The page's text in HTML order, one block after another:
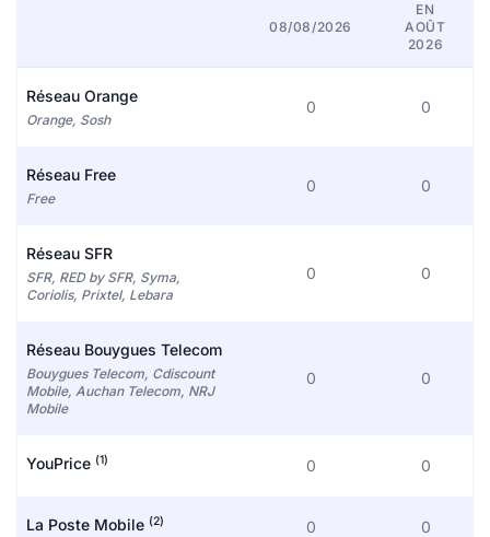
08/08/2026
EN
AOÛT
2026
Réseau Orange
Orange, Sosh
0 0
Réseau Free
Free
0 0
Réseau SFR
SFR, RED by SFR, Syma,
Coriolis, Prixtel, Lebara
0 0
Réseau Bouygues Telecom
Bouygues Telecom, Cdiscount
Mobile, Auchan Telecom, NRJ
Mobile
0 0
YouPrice (1) 0 0
La Poste Mobile (2) 0 0